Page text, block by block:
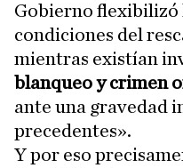
Gobierno flexibilizó
condiciones del
mientras existían
blanqueo y crimen
ante una gravedad
precedentes».
Y por eso